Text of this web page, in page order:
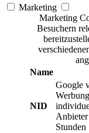
Marketing
Marketing
Besuchern
Name
NID
Google
Anbieter
Stunden